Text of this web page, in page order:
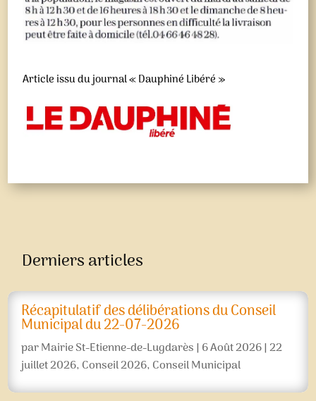
Article issu du journal « Dauphiné Libéré »
Derniers articles
Récapitulatif des délibérations du Conseil
Municipal du 22-07-2026
parMairie St-Etienne-de-Lugdarès| 6 Août 2026|22
juillet 2026, Conseil 2026, Conseil Municipal